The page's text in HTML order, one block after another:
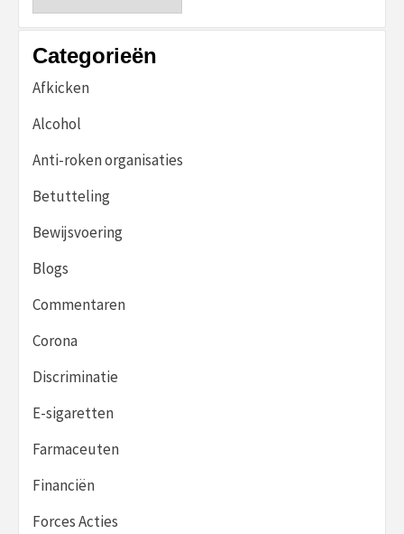
Categorieën
Afkicken
Alcohol
Anti-roken organisaties
Betutteling
Bewijsvoering
Blogs
Commentaren
Corona
Discriminatie
E-sigaretten
Farmaceuten
Financiën
Forces Acties